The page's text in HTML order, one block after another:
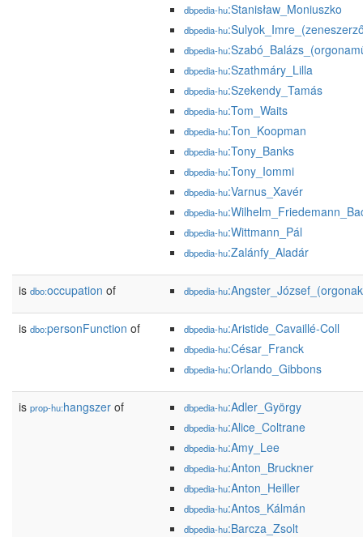
dbpedia-hu:Stanisław_Moniuszko
dbpedia-hu
dbpedia-hu
dbpedia-hu:Szathmáry_Lilla
dbpedia-hu:Szekendy_Tamás
dbpedia-hu:Tom_Waits
dbpedia-hu:Ton_Koopman
dbpedia-hu:Tony_Banks
dbpedia-hu:Tony_Iommi
dbpedia-hu:Varnus_Xavér
dbpedia-hu
dbpedia-hu:Wittmann_Pál
dbpedia-hu:Zalánfy_Aladár
is dbo:occupation of dbpedia-hu
is dbo:personFunction of dbpedia-hu:Aristide_Cavaillé-Coll
dbpedia-hu:César_Franck
dbpedia-hu:Orlando_Gibbons
is prop-hu:hangszer of dbpedia-hu:Adler_György
dbpedia-hu:Alice_Coltrane
dbpedia-hu:Amy_Lee
dbpedia-hu:Anton_Bruckner
dbpedia-hu:Anton_Heiller
dbpedia-hu:Antos_Kálmán
dbpedia-hu:Barcza_Zsolt